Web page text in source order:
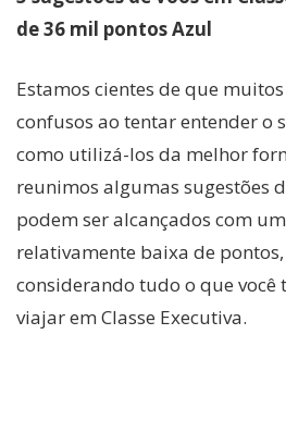
de 36 mil pontos Azul
Estamos cientes de que
confusos ao tentar entender o
como utilizá-los da melhor
reunimos algumas sugestões
podem ser alcançados com
relativamente baixa de
considerando tudo o que você
viajar em Classe Executiva.